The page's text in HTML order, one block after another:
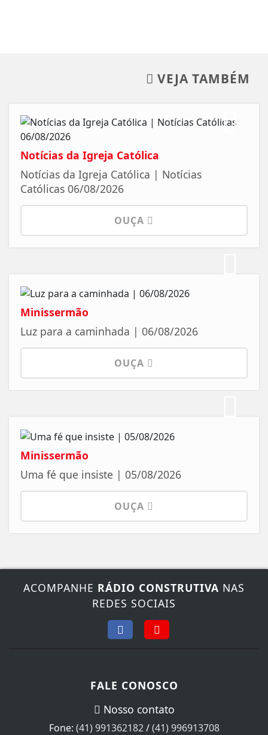
VEJA TAMBÉM
Notícias da Igreja Católica
Notícias da Igreja Católica | Notícias
Católicas 06/08/2026
OUÇA
Minissermão
Luz para a caminhada | 06/08/2026
OUÇA
Minissermão
Uma fé que insiste | 05/08/2026
OUÇA
ACOMPANHE RÁDIO CONSTRUTIVA NAS
REDES SOCIAIS
FALE CONOSCO
Nosso contato
Fone: (41) 991362182/(41) 996913708